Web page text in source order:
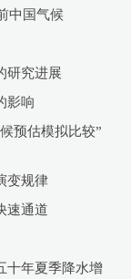
中国气候
研究进展
影响
预估模拟比较”
变规律
速通道
十年夏季降水增